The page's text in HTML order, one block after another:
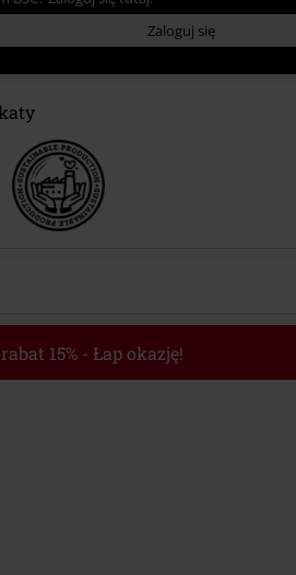
Zaloguj się
15% - Łap okazję!